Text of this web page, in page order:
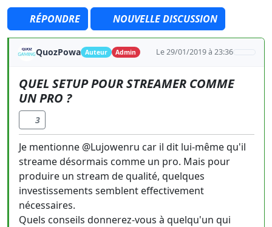
RÉPONDRE NOUVELLE DISCUSSION
QuozPowa Auteur Admin Le 29/01/2019 à 23:36
QUEL SETUP POUR STREAMER COMME
UN PRO ?
3
Je mentionne @Lujowenru car il dit lui-même qu'il
streame désormais comme un pro. Mais pour
produire un stream de qualité, quelques
investissements semblent effectivement
nécessaires.
Quels conseils donnerez-vous à quelqu'un qui